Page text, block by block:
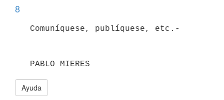
8
   PABLO MIERES
Ayuda